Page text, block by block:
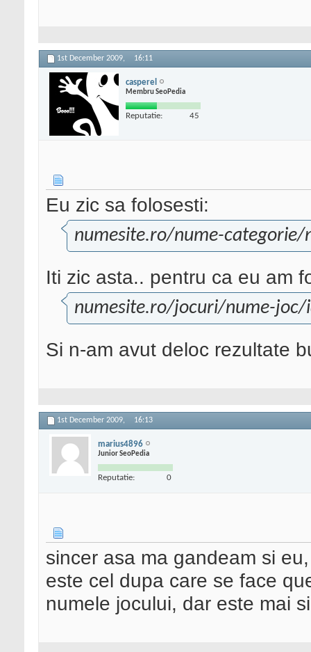
1st December 2009, 16:11
casperel
Membru SeoPedia
Reputatie: 45
Eu zic sa folosesti:
numesite.ro/nume-
Iti zic asta.. pentru ca eu am
numesite.ro/jocuri/nume-joc/
Si n-am avut deloc rezultate
1st December 2009, 16:13
marius4896
Junior SeoPedia
Reputatie: 0
sincer asa ma gandeam si
este cel dupa care se face
numele jocului, dar este mai